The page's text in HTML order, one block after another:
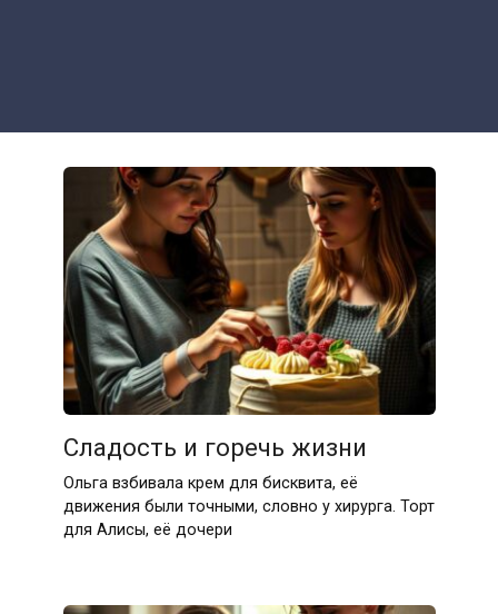
Сладость и горечь жизни
Ольга взбивала крем для бисквита, её
движения были точными, словно у хирурга. Торт
для Алисы, её дочери